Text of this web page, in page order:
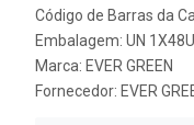
Código de Barras da
Embalagem: UN
Marca: EVER GREEN
Fornecedor: EVER